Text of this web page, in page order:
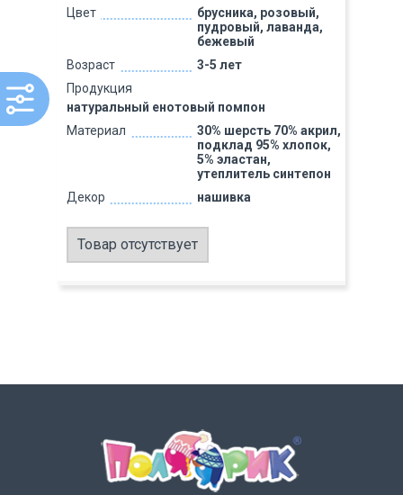
Цвет
брусника, розовый,
пудровый, лаванда,
бежевый
Возраст
3-5 лет
Продукция
натуральный енотовый помпон
Материал
30% шерсть 70% акрил,
подклад 95% хлопок,
5% эластан,
утеплитель синтепон
Декор
нашивка
Товар отсутствует